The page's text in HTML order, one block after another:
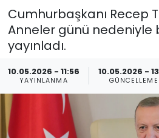
Cumhurbaşkanı Recep
Anneler günü nedeniyle
yayınladı.
10.05.2026 - 11:56
YAYINLANMA
10.05.2026 -
GÜNCELLEME